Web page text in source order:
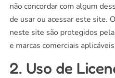
não concordar com algum
de usar ou acessar este site.
neste site são protegidos
e marcas comerciais
2. Uso de